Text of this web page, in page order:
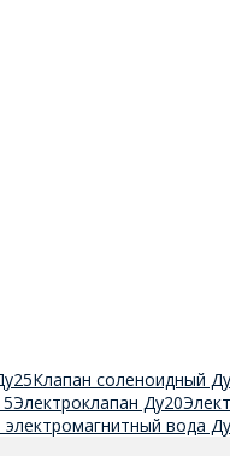
Клапан соленоидный
Электроклапан Ду20
электромагнитный вода